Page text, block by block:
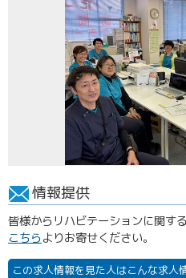
情報提供
皆様からリハビテーションに関す
こちらよりお寄せください。
この求人情報を見た人はこんな求人